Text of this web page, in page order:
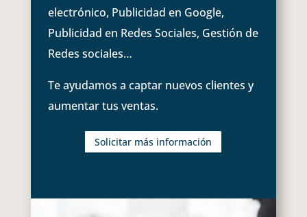
electrónico, Publicidad en Google,
Publicidad en Redes Sociales, Gestión de
Redes sociales…
Te ayudamos a captar nuevos clientes y
aumentar tus ventas.
Solicitar más información